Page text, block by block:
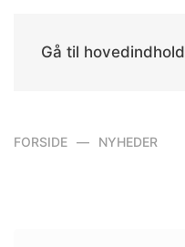
Gå til hovedindhold
FORSIDE NYHEDER